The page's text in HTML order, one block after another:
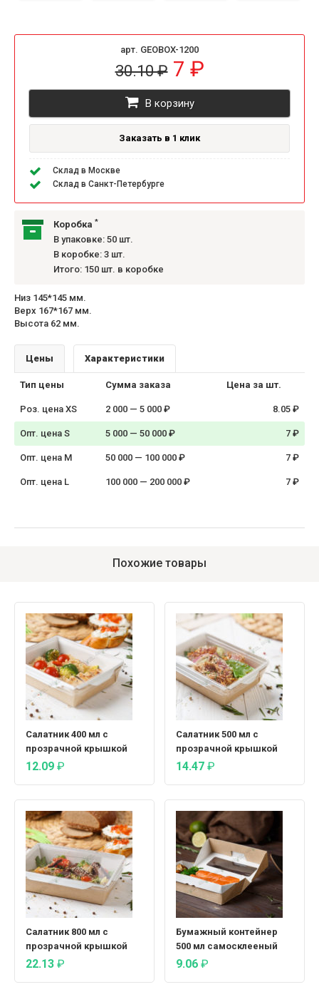
арт. GEOBOX-1200
30.10 ₽7 ₽
В корзину
Заказать в 1 клик
Склад в Москве
Склад в Санкт-Петербурге
Коробка *
В упаковке: 50 шт.
В коробке: 3 шт.
Итого: 150 шт. в коробке
Низ 145*145 мм.
Верх 167*167 мм.
Высота 62 мм.
Цены Характеристики
Тип цены Сумма заказа Цена за шт.
Роз. цена XS 2 000 — 5 000 ₽ 8.05 ₽
Опт. цена S 5 000 — 50 000 ₽ 7 ₽
Опт. цена M 50 000 — 100 000 ₽ 7 ₽
Опт. цена L 100 000 — 200 000 ₽ 7 ₽
Похожие товары
Салатник 400 мл с
прозрачной крышкой
12.09 ₽
Салатник 500 мл с
прозрачной крышкой
14.47 ₽
Салатник 800 мл с
прозрачной крышкой
22.13 ₽
Бумажный контейнер
500 мл самосклееный
9.06 ₽